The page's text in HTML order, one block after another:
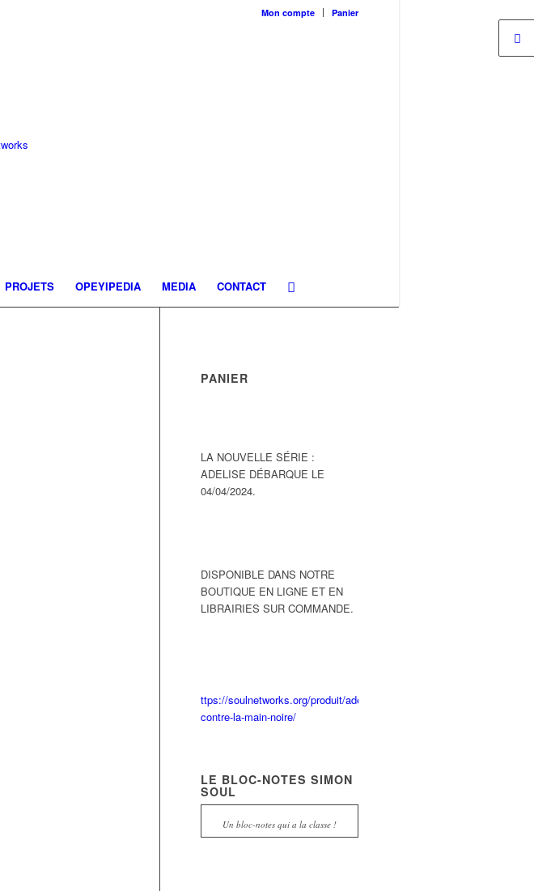
Mon compte Panier
PROJETS OPEYIPEDIA MEDIA CONTACT
PANIER
LA NOUVELLE SÉRIE :
ADELISE DÉBARQUE LE
04/04/2024.
DISPONIBLE DANS NOTRE
BOUTIQUE EN LIGNE ET EN
LIBRAIRIES SUR COMMANDE.
ttps://soulnetworks.org/produit/adelise-
contre-la-main-noire/
LE BLOC-NOTES SIMON
SOUL
Un bloc-notes qui a la classe !